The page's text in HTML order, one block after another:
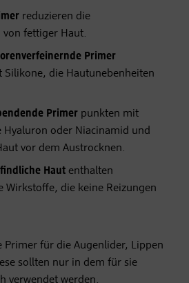
reduzieren die
von fettiger Haut.
Primer
Silikone, die Hautunebenheiten
Primer punkten mit
Hyaluron oder Niacinamid und
vor dem Austrocknen.
Haut enthalten
Wirkstoffe, die keine Reizungen
Primer für die Augenlider, Lippen
sollten nur in dem für sie
verwendet werden.